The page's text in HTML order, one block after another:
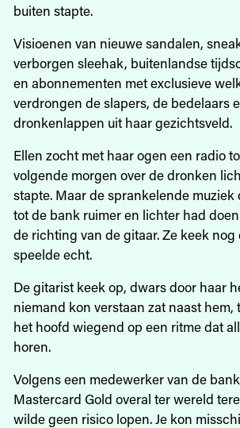
buiten stapte.
Visioenen van nieuwe sandalen,
verborgen sleehak, buitenlandse
en abonnementen met exclusieve
verdrongen de slapers, de bedelaars
dronkenlappen uit haar gezichtsveld.
Ellen zocht met haar ogen een radio
volgende morgen over de dronken
stapte. Maar de sprankelende muziek
tot de bank ruimer en lichter had
de richting van de gitaar. Ze keek nog
speelde echt.
De gitarist keek op, dwars door haar
niemand kon verstaan zat naast hem,
het hoofd wiegend op een ritme dat
horen.
Volgens een medewerker van de
Mastercard Gold overal ter wereld
wilde geen risico lopen. Je kon